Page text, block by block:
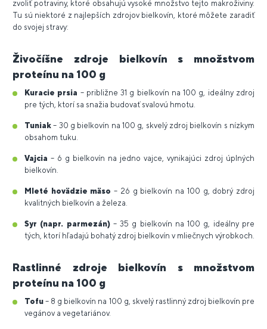
zvoliť potraviny, ktoré obsahujú vysoké množstvo tejto makroživiny.
Tu sú niektoré z najlepších zdrojov bielkovín, ktoré môžete zaradiť
do svojej stravy:
Živočíšne zdroje bielkovín s množstvom
proteínu na 100 g
Kuracie prsia – približne 31 g bielkovín na 100 g, ideálny zdroj
pre tých, ktorí sa snažia budovať svalovú hmotu.
Tuniak – 30 g bielkovín na 100 g, skvelý zdroj bielkovín s nízkym
obsahom tuku.
Vajcia – 6 g bielkovín na jedno vajce, vynikajúci zdroj úplných
bielkovín.
Mleté hovädzie mäso – 26 g bielkovín na 100 g, dobrý zdroj
kvalitných bielkovín a železa.
Syr (napr. parmezán)– 35 g bielkovín na 100 g, ideálny pre
tých, ktorí hľadajú bohatý zdroj bielkovín v mliečnych výrobkoch.
Rastlinné zdroje bielkovín s množstvom
proteínu na 100 g
Tofu – 8 g bielkovín na 100 g, skvelý rastlinný zdroj bielkovín pre
vegánov a vegetariánov.